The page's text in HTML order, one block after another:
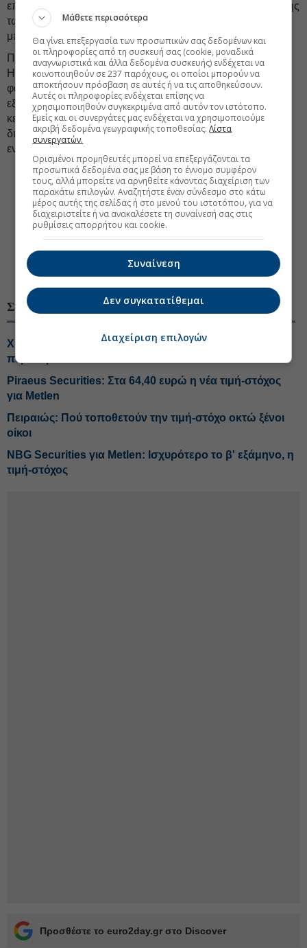
επισημαίνει επίσης τον κίνδυνο επιτάχυνσης της απόσβεσης
των αναβαλλόμενων φορολογικών απαιτήσεων, που θα
μπορούσε να επηρεάσει τις φιλοδοξίες για διανομές.
Παρά τους κινδύνους, η συνολική εικόνα παραμένει θετική.
Η HSBC βλέπει τις ελληνικές τράπεζες να μπαίνουν σε νέα
φάση, όπου η επενδυτική ιστορία δεν στηρίζεται μόνο στην
εξυγίανση των ισολογισμών, αλλά κυρίως στην παραγωγή
κερδών, στη δυνατότητα υψηλότερων μερισμάτων και στη
διατήρηση αποτιμήσεων που δεν φαίνεται να έχουν
ενσωματώσει πλήρως τη βελτίωση των προοπτικών.
#Alpha Bank #Eurobank #HSBC
#Ανάλυση ελληνικών μετοχών
#Ανάλυση μετοχών ελληνικών τραπεζών
#Εθνική τράπεζα #Τιμή στόχος μετοχής
#Τράπεζα Πειραιώς
ΣΧΕΤΙΚΑ ΘΕΜΑΤΑ
Χρηματιστήριο: Ποιες μετοχές και κλάδοι έχουν ακόμη
περιθώρια ανόδου
Piraeus Securities: Στα 64,40 ευρώ η νέα τιμή-στόχος
για Metlen
Πειραιώς: Πού τοποθετούν την τιμή-στόχο οκτώ ξένοι
οίκοι
NBG Securities για Metlen: Ισχυρότερο το β' εξάμηνο, η
τιμή-στόχος
Προσθέστε το euro2day.gr στο Discover
Μάθετε περισσότερα
Θα γίνει επεξεργασία των προσωπικών σας δεδομένων και
οι πληροφορίες από τη συσκευή σας (cookie, μοναδικά
αναγνωριστικά και άλλα δεδομένα συσκευής) ενδέχεται να
κοινοποιηθούν σε 237 παρόχους, οι οποίοι μπορούν να
αποκτήσουν πρόσβαση σε αυτές ή να τις αποθηκεύσουν.
Αυτές οι πληροφορίες ενδέχεται επίσης να
χρησιμοποιηθούν συγκεκριμένα από αυτόν τον ιστότοπο.
Εμείς και οι συνεργάτες μας ενδέχεται να χρησιμοποιούμε
ακριβή δεδομένα γεωγραφικής τοποθεσίας.Λίστα
συνεργατών.
Ορισμένοι προμηθευτές μπορεί να επεξεργάζονται τα
προσωπικά δεδομένα σας με βάση το έννομο συμφέρον
τους, αλλά μπορείτε να αρνηθείτε κάνοντας διαχείριση των
παρακάτω επιλογών. Αναζητήστε έναν σύνδεσμο στο κάτω
μέρος αυτής της σελίδας ή στο μενού του ιστοτόπου, για να
διαχειριστείτε ή να ανακαλέσετε τη συναίνεσή σας στις
ρυθμίσεις απορρήτου και cookie.
Συναίνεση
Δεν συγκατατίθεμαι
Διαχείριση επιλογών